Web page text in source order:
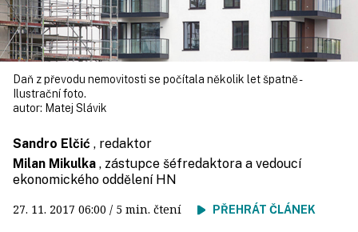
Daň z převodu nemovitosti se počítala několik let špatně -
Ilustrační foto.
autor: Matej Slávik
Sandro Elčić , redaktor
Milan Mikulka , zástupce šéfredaktora a vedoucí
ekonomického oddělení HN
27. 11. 2017 06:00 / 5 min. čtení PŘEHRÁT ČLÁNEK